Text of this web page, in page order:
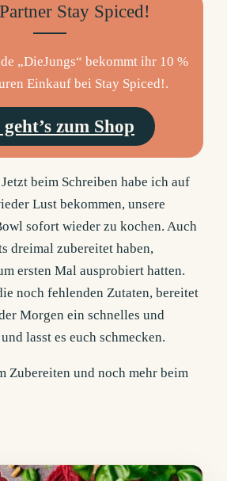
Stay Spiced!
„DieJungs“ bekommt ihr 10 %
Einkauf bei Stay Spiced!.
zum Shop
beim Schreiben habe ich auf
Lust bekommen, unsere
sofort wieder zu kochen. Auch
dreimal zubereitet haben,
ersten Mal ausprobiert hatten.
noch fehlenden Zutaten, bereitet
Morgen ein schnelles und
lasst es euch schmecken.
Zubereiten und noch mehr beim